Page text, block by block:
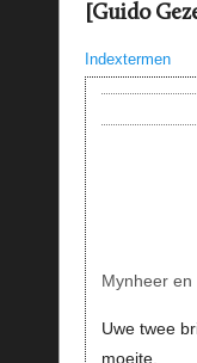
[Guido
Indextermen
Mynheer en
Uwe twee
moeite.